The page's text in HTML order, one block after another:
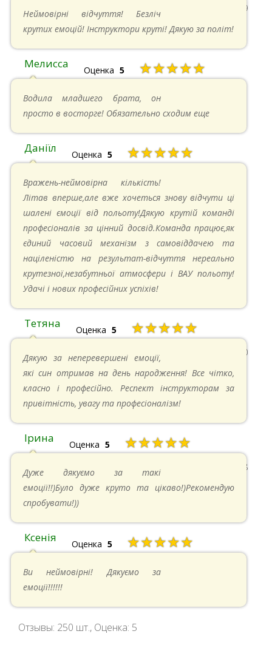
22.06.2024 в 15:59
Неймовірні відчуття! Безліч
крутих емоцій! Інструктори круті! Дякую за політ!
Мелисса Оценка 5 ★★★★★
Водила младшего брата, он
просто в восторге! Обязательно сходим еще
Даніїл Оценка 5 ★★★★★
Вражень-неймовірна кількість!
Літав вперше,але вже хочеться знову відчути ці
шалені ємоції від польоту!Дякую крутій команді
професіоналів за цінний досвід.Команда працює,як
єдиний часовий механізм з самовіддачею та
націленістю на результат-відчуття нереально
крутезної,незабутньої атмосфери і ВАУ польоту!
Удачі і нових професійних успіхів!
Тетяна Оценка 5 ★★★★★
13.05.2024 в 11:30
Дякую за неперевершені емоції,
які син отримав на день народження! Все чітко,
класно і професійно. Респект інструкторам за
привітність, увагу та професіоналізм!
Ірина Оценка 5 ★★★★★
11.05.2024 в 15:48
Дуже дякуємо за такі
емоції!!)Було дуже круто та цікаво!)Рекомендую
спробувати!))
Ксенія Оценка 5 ★★★★★
Ви неймовірні! Дякуємо за
емоції!!!!!!
Отзывы: 250 шт., Оценка: 5